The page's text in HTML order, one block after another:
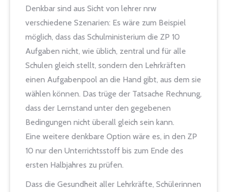
Denkbar sind aus Sicht von lehrer nrw
verschiedene Szenarien: Es wäre zum Beispiel
möglich, dass das Schulministerium die ZP 10
Aufgaben nicht, wie üblich, zentral und für alle
Schulen gleich stellt, sondern den Lehrkräften
einen Aufgabenpool an die Hand gibt, aus dem sie
wählen können. Das trüge der Tatsache Rechnung,
dass der Lernstand unter den gegebenen
Bedingungen nicht überall gleich sein kann.
Eine weitere denkbare Option wäre es, in den ZP
10 nur den Unterrichtsstoff bis zum Ende des
ersten Halbjahres zu prüfen.
Dass die Gesundheit aller Lehrkräfte, Schülerinnen